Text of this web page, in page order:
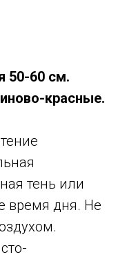
50-60 см.
красные.
тень или
время дня. Не